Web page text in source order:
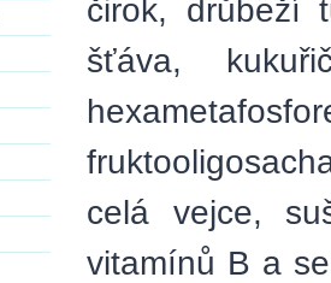
čirok, drůbeží
šťáva,
celá vejce,
vitamínů B a